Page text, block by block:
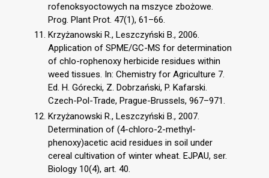
rofenoksyoctowych na mszyce zbożowe.
Prog. Plant Prot. 47(1), 61–66.
Krzyżanowski R., Leszczyński B., 2006.
Application of SPME/GC-MS for determination
of chlo-rophenoxy herbicide residues within
weed tissues. In: Chemistry for Agriculture 7.
Ed. H. Górecki, Z. Dobrzański, P. Kafarski.
Czech-Pol-Trade, Prague-Brussels, 967–971.
Krzyżanowski R., Leszczyński B., 2007.
Determination of (4-chloro-2-methyl-
phenoxy)acetic acid residues in soil under
cereal cultivation of winter wheat. EJPAU, ser.
Biology 10(4), art. 40.